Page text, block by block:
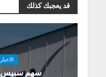
قد يعجبك كذلك